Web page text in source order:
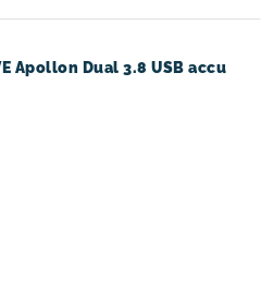
Apollon Dual 3.8 USB accu